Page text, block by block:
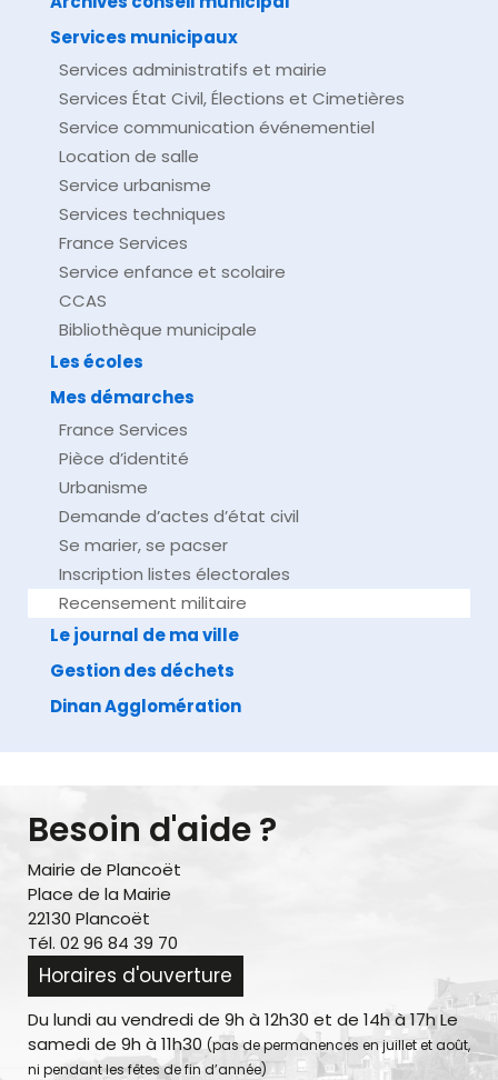
Services municipaux
Services administratifs et mairie
Services État Civil, Élections et Cimetières
Service communication événementiel
Location de salle
Service urbanisme
Services techniques
France Services
Service enfance et scolaire
CCAS
Bibliothèque municipale
Les écoles
Mes démarches
France Services
Pièce d’identité
Urbanisme
Demande d’actes d’état civil
Se marier, se pacser
Inscription listes électorales
Recensement militaire
Le journal de ma ville
Gestion des déchets
Dinan Agglomération
Besoin d'aide ?
Mairie de Plancoët
Place de la Mairie
22130 Plancoët
Tél. 02 96 84 39 70
Horaires d'ouverture
Du lundi au vendredi de 9h à 12h30 et de 14h à 17h Le
samedi de 9h à 11h30 (pas de permanences en juillet et août,
ni pendant les fêtes de fin d’année)